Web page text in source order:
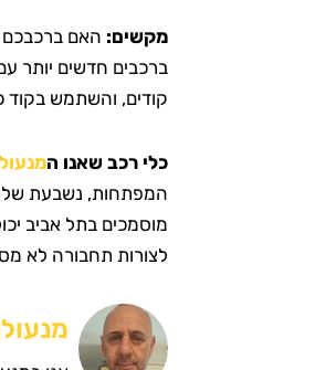
מקשים: האם
ברכבים חדשים יותר
קודים, והשתמש בקוד
כלי רכב שאנו ה
המפתחות, נשבעת שלא
מוסמכים בתל אביב
לצורות תחבורה לא